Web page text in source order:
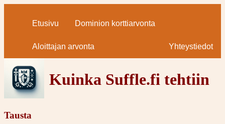
Etusivu Dominion korttiarvonta
Aloittajan arvonta Yhteystiedot
Kuinka Suffle.fi tehtiin
Tausta